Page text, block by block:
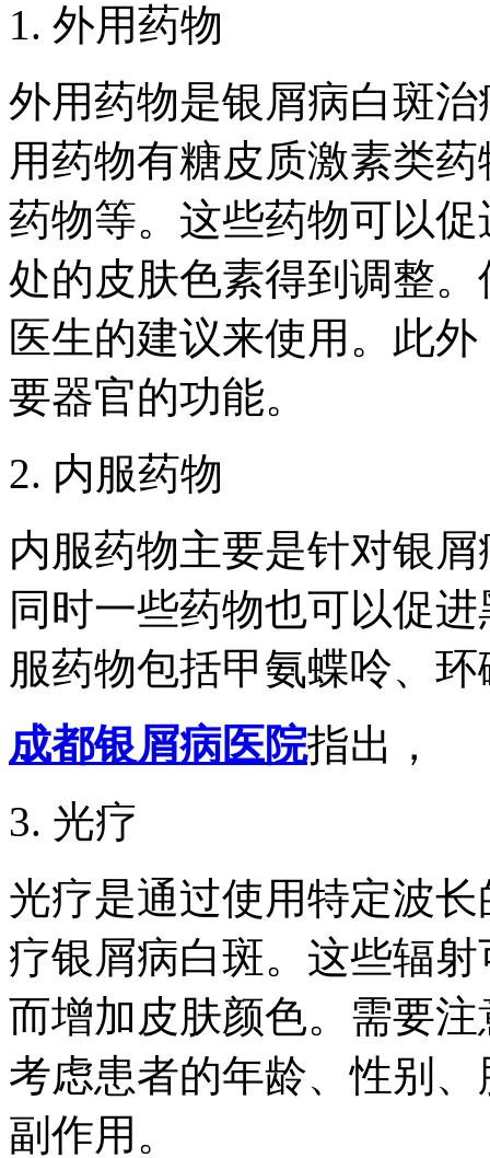
1. 外用药物
外用药物是银屑病白斑
用药物有糖皮质激素类
药物等。这些药物可以
处的皮肤色素得到调整
医生的建议来使用。此
要器官的功能。
2. 内服药物
内服药物主要是针对银
同时一些药物也可以促
服药物包括甲氨蝶呤、
成都银屑病医院指出，
3. 光疗
光疗是通过使用特定波
疗银屑病白斑。这些辐
而增加皮肤颜色。需要
考虑患者的年龄、性别
副作用。